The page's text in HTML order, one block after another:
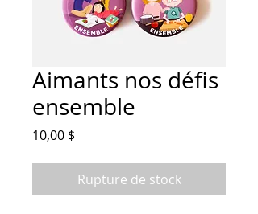
Aimants nos défis
ensemble
10,00 $
Rupture de stock